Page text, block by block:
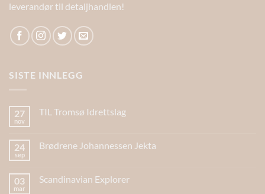
leverandør til detaljhandlen!
SISTE INNLEGG
27
nov
TIL Tromsø Idrettslag
24
sep
Brødrene Johannessen Jekta
03
mar
Scandinavian Explorer